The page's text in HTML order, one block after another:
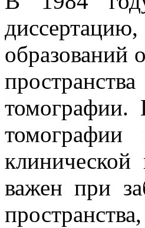
образований
томографии.
важен при